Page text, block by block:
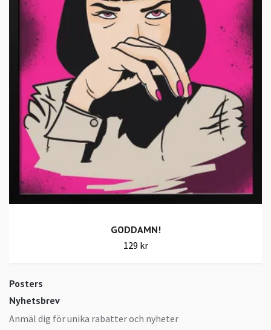
Posters
Nyhetsbrev
Anmäl dig för unika rabatter och nyheter
GODDAMN!
129 kr